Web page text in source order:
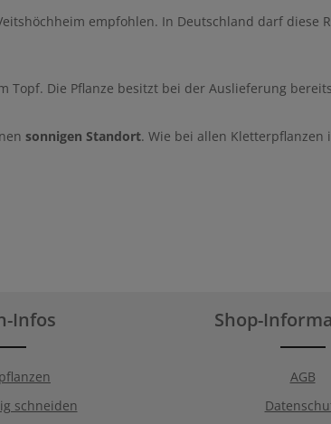
empfohlen. In Deutschland darf
Die Pflanze besitzt bei der Auslieferung
sonnigen Standort. Wie bei allen Kletterpflanzen
Infos
schneiden
Shop-
AGB